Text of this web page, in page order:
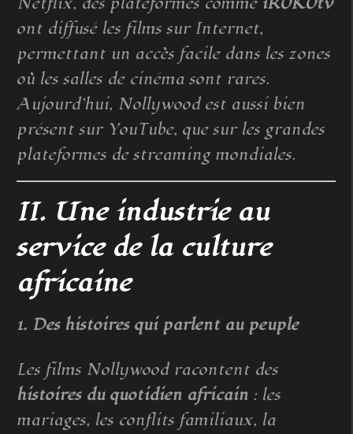
ont diffusé les films sur Internet,
permettant un accès facile dans les zones
où les salles de cinéma sont rares.
Aujourd’hui, Nollywood est aussi bien
présent sur YouTube, que sur les grandes
plateformes de streaming mondiales.
II. Une industrie au
service de la culture
africaine
1. Des histoires qui parlent au peuple
Les films Nollywood racontent des
histoires du quotidien africain : les
mariages, les conflits familiaux, la